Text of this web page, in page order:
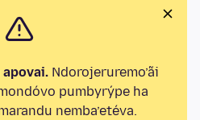
Ndorojeruremo’ãi
pumbyrýpe ha
nemba’etéva.